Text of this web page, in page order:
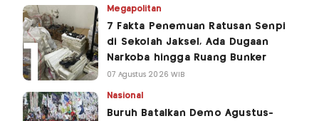
Megapolitan
7 Fakta Penemuan Ratusan Senpi
di Sekolah Jaksel, Ada Dugaan
Narkoba hingga Ruang Bunker
07 Agustus 2026 WIB
Nasional
Buruh Batalkan Demo Agustus-